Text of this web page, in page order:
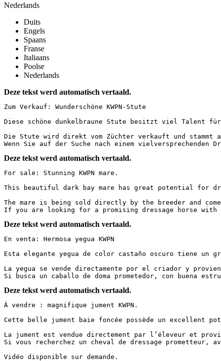
Nederlands
Duits
Engels
Spaans
Franse
Italiaans
Poolse
Nederlands
Deze tekst werd automatisch vertaald.
Zum Verkauf: Wunderschöne KWPN-Stute
Diese schöne dunkelbraune Stute besitzt viel Talent
Die Stute wird direkt vom Züchter verkauft und
Wenn Sie auf der Suche nach einem
Deze tekst werd automatisch vertaald.
For sale: Stunning KWPN mare.
This beautiful dark bay mare has great potential for
The mare is being sold directly by the breeder and
If you are looking for a promising dressage horse
Deze tekst werd automatisch vertaald.
En venta: Hermosa yegua KWPN
Esta elegante yegua de color castaño oscuro tiene un
La yegua se vende directamente por el criador y
Si busca un caballo de doma prometedor, con buena
Deze tekst werd automatisch vertaald.
À vendre : magnifique jument KWPN.
Cette belle jument baie foncée possède un excellent
La jument est vendue directement par l’éleveur et
Si vous recherchez un cheval de dressage prometteur,
Vidéo disponible sur demande.